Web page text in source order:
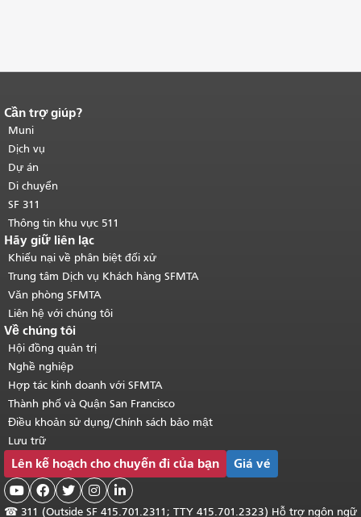
Kết thúc nội dung trang.
của trang này được lặp lại trên mọi
trang.Quay lại đầu trang nội dung
chính.
Cần trợ giúp?
Muni
Dịch vụ
Dự án
Di chuyển
SF 311
Thông tin khu vực 511
Hãy giữ liên lạc
Khiếu nại về phân biệt đối xử
Trung tâm Dịch vụ Khách hàng SFMTA
Văn phòng SFMTA
Liên hệ với chúng tôi
Về chúng tôi
Hội đồng quản trị
Nghề nghiệp
Hợp tác kinh doanh với SFMTA
Thành phố và Quận San Francisco
Điều khoản sử dụng/Chính sách bảo mật
Lưu trữ
Lên kế hoạch cho chuyến đi của bạn Giá vé
    
☎ 311 (Outside SF 415.701.2311; TTY 415.701.2323) Hỗ trợ ngôn ngữ